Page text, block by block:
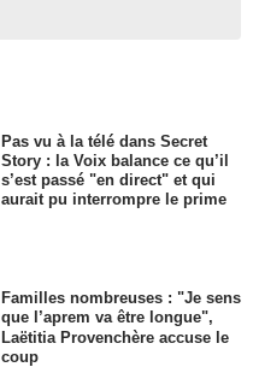
Pas vu à la télé dans Secret
Story : la Voix balance ce qu’il
s’est passé "en direct" et qui
aurait pu interrompre le prime
Familles nombreuses : "Je sens
que l’aprem va être longue",
Laëtitia Provenchère accuse le
coup